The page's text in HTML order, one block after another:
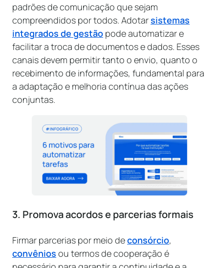
padrões de comunicação que sejam
compreendidos por todos. Adotarsistemas
integrados de gestão pode automatizar e
facilitar a troca de documentos e dados. Esses
canais devem permitir tanto o envio, quanto o
recebimento de informações, fundamental para
a adaptação e melhoria contínua das ações
conjuntas.
3. Promova acordos e parcerias formais
Firmar parcerias por meio deconsórcio,
convênios ou termos de cooperação é